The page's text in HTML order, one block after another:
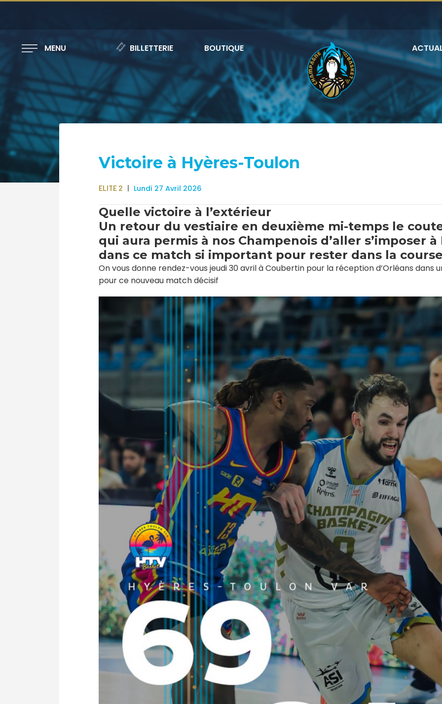
MENU BILLETTERIE BOUTIQUE
Victoire à Hyères-Toulon
ELITE 2 Lundi 27 Avril 2026
Quelle victoire à l’extérieur
Un retour du vestiaire en deuxième mi-temps le
qui aura permis à nos Champenois d’aller s’imposer
dans ce match si important pour rester dans la
On vous donne rendez-vous jeudi 30 avril à Coubertin pour la réception d’Orléans dans
pour ce nouveau match décisif